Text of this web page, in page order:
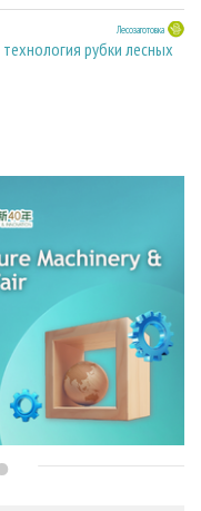
Лесозаготовка
рубки лесных